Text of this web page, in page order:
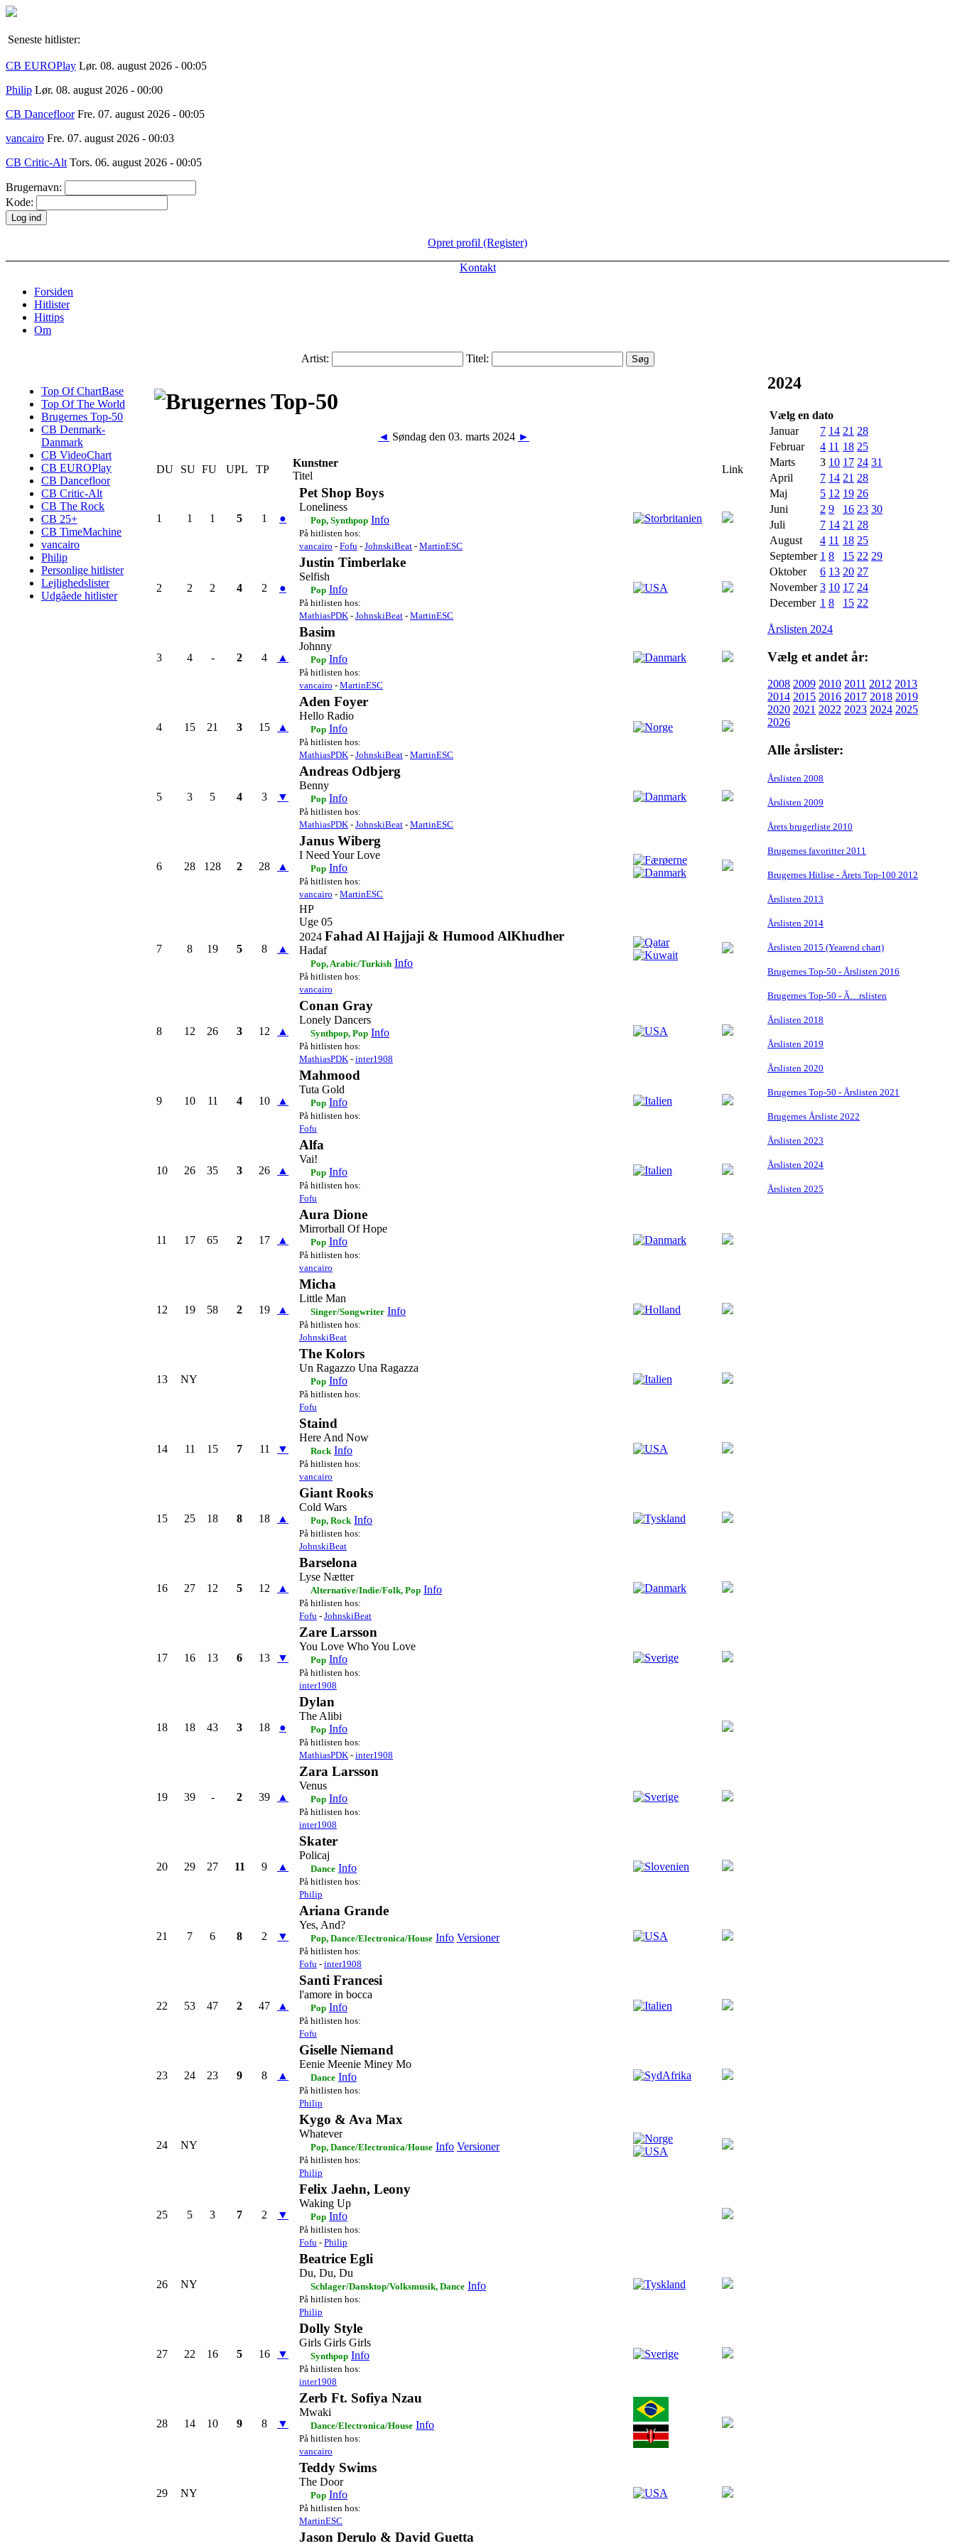
Seneste hitlister:
CB EUROPlay Lør. 08. august 2026 - 00:05
Philip Lør. 08. august 2026 - 00:00
CB Dancefloor Fre. 07. august 2026 - 00:05
vancairo Fre. 07. august 2026 - 00:03
CB Critic-Alt Tors. 06. august 2026 - 00:05
Brugernavn:
Kode:
Opret profil (Register)
Kontakt
Forsiden
Hitlister
Hittips
Om
Artist: Titel:
Top Of ChartBase
Top Of The World
Brugernes Top-50
CB Denmark-
Danmark
CB VideoChart
CB EUROPlay
CB Dancefloor
CB Critic-Alt
CB The Rock
CB 25+
CB TimeMachine
vancairo
Philip
Personlige hitlister
Lejlighedslister
Udgåede hitlister
◄ Søndag den 03. marts 2024 ►
DU SU FU UPL TP
Kunstner
Titel
Link
1 1 1 5 1 ●
Pet Shop Boys
Loneliness
Pop, Synthpop Info
På hitlisten hos:
vancairo - Fofu - JohnskiBeat - MartinESC
2 2 2 4 2 ●
Justin Timberlake
Selfish
Pop Info
På hitlisten hos:
MathiasPDK - JohnskiBeat - MartinESC
3 4 - 2 4 ▲
Basim
Johnny
Pop Info
På hitlisten hos:
vancairo - MartinESC
4 15 21 3 15 ▲
Aden Foyer
Hello Radio
Pop Info
På hitlisten hos:
MathiasPDK - JohnskiBeat - MartinESC
5 3 5 4 3 ▼
Andreas Odbjerg
Benny
Pop Info
På hitlisten hos:
MathiasPDK - JohnskiBeat - MartinESC
6 28 128 2 28 ▲
Janus Wiberg
I Need Your Love
Pop Info
På hitlisten hos:
vancairo - MartinESC
7 8 19 5 8 ▲
HP
Uge 05
2024 Fahad Al Hajjaji & Humood AlKhudher
Hadaf
Pop, Arabic/Turkish Info
På hitlisten hos:
vancairo
8 12 26 3 12 ▲
Conan Gray
Lonely Dancers
Synthpop, Pop Info
På hitlisten hos:
MathiasPDK - inter1908
9 10 11 4 10 ▲
Mahmood
Tuta Gold
Pop Info
På hitlisten hos:
Fofu
10 26 35 3 26 ▲
Alfa
Vai!
Pop Info
På hitlisten hos:
Fofu
11 17 65 2 17 ▲
Aura Dione
Mirrorball Of Hope
Pop Info
På hitlisten hos:
vancairo
12 19 58 2 19 ▲
Micha
Little Man
Singer/Songwriter Info
På hitlisten hos:
JohnskiBeat
13 NY
The Kolors
Un Ragazzo Una Ragazza
Pop Info
På hitlisten hos:
Fofu
14 11 15 7 11 ▼
Staind
Here And Now
Rock Info
På hitlisten hos:
vancairo
15 25 18 8 18 ▲
Giant Rooks
Cold Wars
Pop, Rock Info
På hitlisten hos:
JohnskiBeat
16 27 12 5 12 ▲
Barselona
Lyse Nætter
Alternative/Indie/Folk, Pop Info
På hitlisten hos:
Fofu - JohnskiBeat
17 16 13 6 13 ▼
Zare Larsson
You Love Who You Love
Pop Info
På hitlisten hos:
inter1908
18 18 43 3 18 ●
Dylan
The Alibi
Pop Info
På hitlisten hos:
MathiasPDK - inter1908
19 39 - 2 39 ▲
Zara Larsson
Venus
Pop Info
På hitlisten hos:
inter1908
20 29 27 11 9 ▲
Skater
Policaj
Dance Info
På hitlisten hos:
Philip
21 7 6 8 2 ▼
Ariana Grande
Yes, And?
Pop, Dance/Electronica/House Info Versioner
På hitlisten hos:
Fofu - inter1908
22 53 47 2 47 ▲
Santi Francesi
l'amore in bocca
Pop Info
På hitlisten hos:
Fofu
23 24 23 9 8 ▲
Giselle Niemand
Eenie Meenie Miney Mo
Dance Info
På hitlisten hos:
Philip
24 NY
Kygo & Ava Max
Whatever
Pop, Dance/Electronica/House Info Versioner
På hitlisten hos:
Philip
25 5 3 7 2 ▼
Felix Jaehn, Leony
Waking Up
Pop Info
På hitlisten hos:
Fofu - Philip
26 NY
Beatrice Egli
Du, Du, Du
Schlager/Dansktop/Volksmusik, Dance Info
På hitlisten hos:
Philip
27 22 16 5 16 ▼
Dolly Style
Girls Girls Girls
Synthpop Info
På hitlisten hos:
inter1908
28 14 10 9 8 ▼
Zerb Ft. Sofiya Nzau
Mwaki
Dance/Electronica/House Info
På hitlisten hos:
vancairo
29 NY
Teddy Swims
The Door
Pop Info
På hitlisten hos:
MartinESC
Jason Derulo & David Guetta
2024
Vælg en dato
Januar
7 14 21 28
Februar
4 11 18 25
Marts
3 10 17 24 31
April
7 14 21 28
Maj
5 12 19 26
Juni
2 9 16 23 30
Juli
7 14 21 28
August
4 11 18 25
September 1 8 15 22 29
Oktober
6 13 20 27
November 3 10 17 24
December 1 8 15 22
Årslisten 2024
Vælg et andet år:
2008 2009 2010 2011 2012 2013
2014 2015 2016 2017 2018 2019
2020 2021 2022 2023 2024 2025
2026
Alle årslister:
Årslisten 2008
Årslisten 2009
Årets brugerliste 2010
Brugernes favoritter 2011
Brugernes Hitlise - Årets Top-100 2012
Årslisten 2013
Årslisten 2014
Årslisten 2015 (Yearend chart)
Brugernes Top-50 - Årslisten 2016
Brugernes Top-50 - Ã…rslisten
Årslisten 2018
Årslisten 2019
Årslisten 2020
Brugernes Top-50 - Årslisten 2021
Brugernes Årsliste 2022
Årslisten 2023
Årslisten 2024
Årslisten 2025